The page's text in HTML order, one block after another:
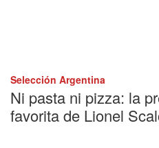
Selección Argentina
Ni pasta ni pizza: la
favorita de Lionel